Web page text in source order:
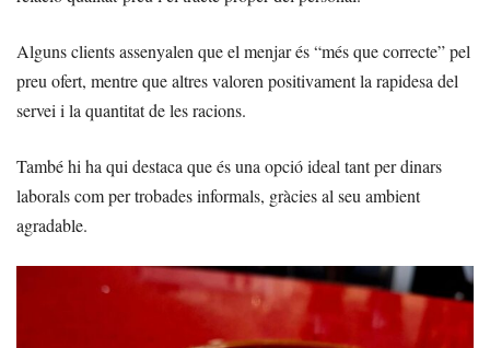
Alguns clients assenyalen que el menjar és “més que correcte” pel
preu ofert, mentre que altres valoren positivament la rapidesa del
servei i la quantitat de les racions.
També hi ha qui destaca que és una opció ideal tant per dinars
laborals com per trobades informals, gràcies al seu ambient
agradable.